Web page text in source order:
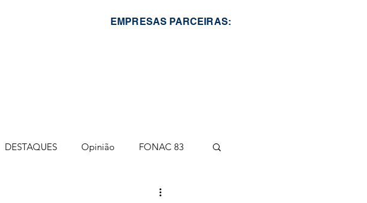
EMPRESAS PARCEIRAS:
DESTAQUES Opinião FONAC 83